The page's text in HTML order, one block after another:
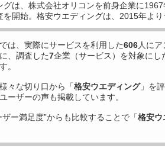
グは、株式会社オリコンを前身企業に
を開始。格安ウエディングは、2015年より
は、実際にサービスを利用した606人にア
、調査した7企業（サービス）を対象にし
。
々な切り口から「格安ウエディング」を
ーザーの声も掲載しています。
ー満足度”からも比較することで「格安ウ